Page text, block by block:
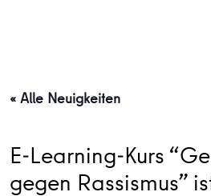
« Alle Neuigkeiten
E-Learning-Kurs
gegen Rassismus”